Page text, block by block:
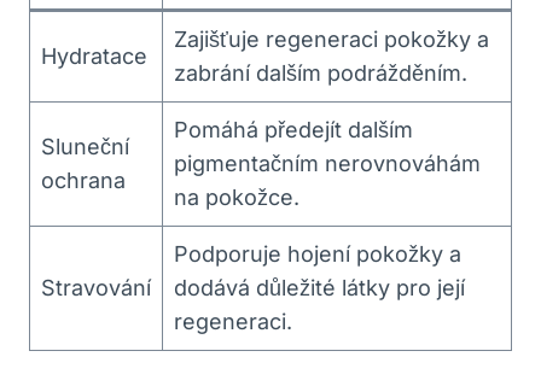
Hydratace
Zajišťuje⁢ regeneraci pokožky a
zabrání dalším podrážděním.
Sluneční
ochrana
Pomáhá předejít dalším
pigmentačním nerovnováhám
na pokožce.
Stravování
Podporuje hojení pokožky a
dodává důležité látky pro ‌její
regeneraci.